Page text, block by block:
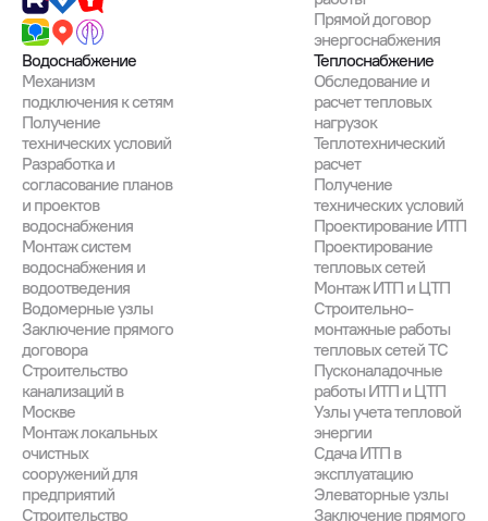
Прямой договор
энергоснабжения
Водоснабжение
Механизм
подключения к сетям
Получение
технических условий
Разработка и
согласование планов
и проектов
водоснабжения
Монтаж систем
водоснабжения и
водоотведения
Водомерные узлы
Заключение прямого
договора
Строительство
канализаций в
Москве
Монтаж локальных
очистных
сооружений для
предприятий
Строительство
Теплоснабжение
Обследование и
расчет тепловых
нагрузок
Теплотехнический
расчет
Получение
технических условий
Проектирование ИТП
Проектирование
тепловых сетей
Монтаж ИТП и ЦТП
Строительно-
монтажные работы
тепловых сетей ТС
Пусконаладочные
работы ИТП и ЦТП
Узлы учета тепловой
энергии
Сдача ИТП в
эксплуатацию
Элеваторные узлы
Заключение прямого